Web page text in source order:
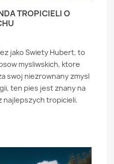
TROPICIELI O
jako Swiety Hubert, to
mysliwskich, ktore
swoj niezrownany zmysl
ten pies jest znany na
najlepszych tropicieli.